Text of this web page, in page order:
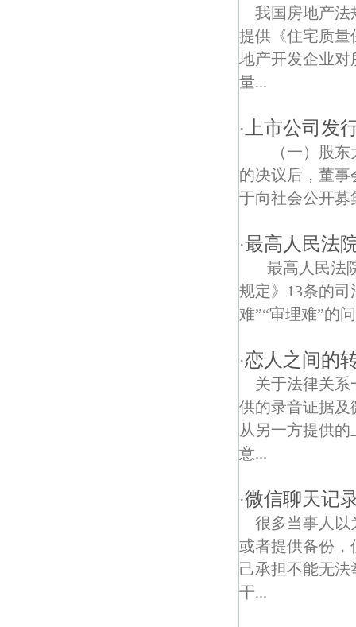
我国房地产法
提供《住宅质量
地产开发企业对
量...
· 上市公司发
（一）股东
的决议后，董
于向社会公开募
·最高人民法
最高人民法
规定》13条的
难”“审理难”的
·恋人之间的
关于法律关
供的录音证据及
从另一方提供
意...
·微信聊天记
很多当事人以
或者提供备份，
己承担不能无
干...